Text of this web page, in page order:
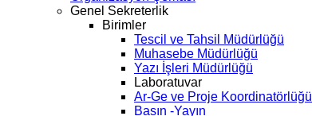
Genel Sekreterlik
Birimler
Tescil ve Tahsil Müdürlüğü
Muhasebe Müdürlüğü
Yazı İşleri Müdürlüğü
Laboratuvar
Ar-Ge ve Proje Koordinatörlüğü
Basın -Yayın